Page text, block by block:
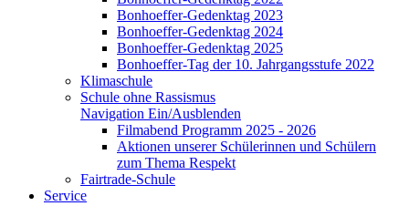
Bonhoeffer-Gedenktag 2023
Bonhoeffer-Gedenktag 2024
Bonhoeffer-Gedenktag 2025
Bonhoeffer-Tag der 10. Jahrgangsstufe 2022
Klimaschule
Schule ohne Rassismus
Navigation Ein/Ausblenden
Filmabend Programm 2025 - 2026
Aktionen unserer Schülerinnen und Schülern
zum Thema Respekt
Fairtrade-Schule
Service